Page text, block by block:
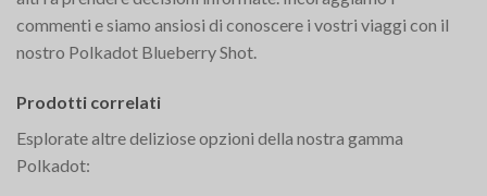
commenti e siamo ansiosi di conoscere i vostri viaggi con il
nostro Polkadot Blueberry Shot.
Prodotti correlati
Esplorate altre deliziose opzioni della nostra gamma
Polkadot: